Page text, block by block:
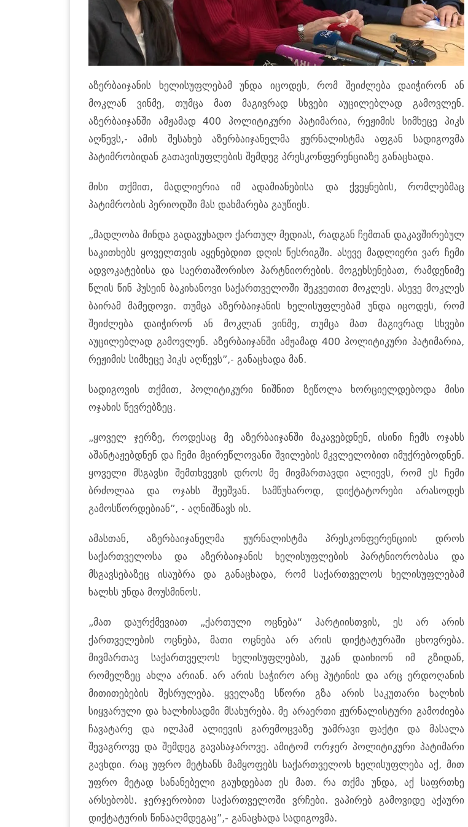
აზერბაიჯანის ხელისუფლებამ უნდა იცოდეს, რომ შეიძლება დაიჭირონ ან
მოკლან ვინმე, თუმცა მათ მაგივრად სხვები აუცილებლად გამოვლენ.
აზერბაიჯანში ამჟამად 400 პოლიტიკური პატიმარია, რეჟიმის სიმხეცე პიკს
აღწევს,- ამის შესახებ აზერბაიჯანელმა ჟურნალისტმა აფგან სადიგოვმა
პატიმრობიდან გათავისუფლების შემდეგ პრესკონფერენციაზე განაცხადა.
მისი თქმით, მადლიერია იმ ადამიანებისა და ქვეყნების, რომლებმაც
პატიმრობის პერიოდში მას დახმარება გაუწიეს.
„მადლობა მინდა გადავუხადო ქართულ მედიას, რადგან ჩემთან დაკავშირებულ
საკითხებს ყოველთვის აყენებდით დღის წესრიგში. ასევე მადლიერი ვარ ჩემი
ადვოკატებისა და საერთაშორისო პარტნიორების. მოგეხსენებათ, რამდენიმე
წლის წინ ჰუსეინ ბაკიხანოვი საქართველოში შეკვეთით მოკლეს. ასევე მოკლეს
ბაირამ მამედოვი. თუმცა აზერბაიჯანის ხელისუფლებამ უნდა იცოდეს, რომ
შეიძლება დაიჭირონ ან მოკლან ვინმე, თუმცა მათ მაგივრად სხვები
აუცილებლად გამოვლენ. აზერბაიჯანში ამჟამად 400 პოლიტიკური პატიმარია,
რეჟიმის სიმხეცე პიკს აღწევს”,- განაცხადა მან.
სადიგოვის თქმით, პოლიტიკური ნიშნით ზეწოლა ხორციელდებოდა მისი
ოჯახის წევრებზეც.
„ყოველ ჯერზე, როდესაც მე აზერბაიჯანში მაკავებდნენ, ისინი ჩემს ოჯახს
აშანტაჟებდნენ და ჩემი მცირეწლოვანი შვილების მკვლელობით იმუქრებოდნენ.
ყოველი მსგავსი შემთხვევის დროს მე მივმართავდი ალიევს, რომ ეს ჩემი
ბრძოლაა და ოჯახს შეეშვან. სამწუხაროდ, დიქტატორები არასოდეს
გამოსწორდებიან”, - აღნიშნავს ის.
ამასთან, აზერბაიჯანელმა ჟურნალისტმა პრესკონფერენციის დროს
საქართველოსა და აზერბაიჯანის ხელისუფლების პარტნიორობასა და
მსგავსებაზეც ისაუბრა და განაცხადა, რომ საქართველოს ხელისუფლებამ
ხალხს უნდა მოუსმინოს.
„მათ დაურქმევიათ „ქართული ოცნება“ პარტიისთვის, ეს არ არის
ქართველების ოცნება, მათი ოცნება არ არის დიქტატურაში ცხოვრება.
მივმართავ საქართველოს ხელისუფლებას, უკან დაიხიონ იმ გზიდან,
რომელზეც ახლა არიან. არ არის საჭირო არც პუტინის და არც ერდოღანის
მითითებების შესრულება. ყველაზე სწორი გზა არის საკუთარი ხალხის
სიყვარული და ხალხისადმი მსახურება. მე არაერთი ჟურნალისტური გამოძიება
ჩავატარე და ილჰამ ალიევის გარემოცვაზე უამრავი ფაქტი და მასალა
შევაგროვე და შემდეგ გავასაჯაროვე. ამიტომ ორჯერ პოლიტიკური პატიმარი
გავხდი. რაც უფრო მეტხანს მამყოფებს საქართველოს ხელისუფლება აქ, მით
უფრო მეტად სანანებელი გაუხდებათ ეს მათ. რა თქმა უნდა, აქ საფრთხე
არსებობს. ჯერჯერობით საქართველოში ვრჩები. ვაპირებ გამოვიდე აქაური
დიქტატურის წინააღმდეგაც”,- განაცხადა სადიგოვმა.